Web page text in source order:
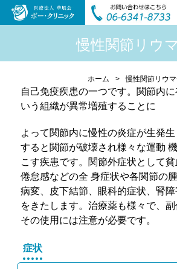
慢性関節リウ
ホーム > 慢性関節リウ
自己免疫疾患の一つです。関節内
いう組織が異常増殖することに
よって関節内に慢性の炎症が生発
すると関節が破壊され様々な運動
こす疾患です。関節外症状として
倦怠感などの全 身症状や各関節の
病変、皮下結節、眼科的症状、腎
をきたします。治療薬も様々で、
その使用には注意が必要です。
症状